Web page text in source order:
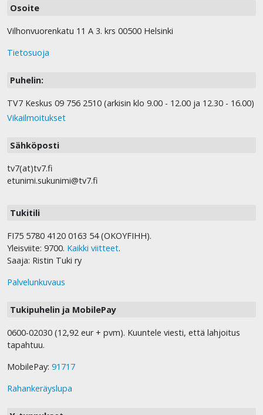
Osoite
Vilhonvuorenkatu 11 A 3. krs 00500 Helsinki
Tietosuoja
Puhelin:
TV7 Keskus 09 756 2510 (arkisin klo 9.00 - 12.00 ja 12.30 - 16.00)
Vikailmoitukset
Sähköposti
tv7(at)tv7.fi
etunimi.sukunimi@tv7.fi
Tukitili
FI75 5780 4120 0163 54 (OKOYFIHH).
Yleisviite: 9700. Kaikki viitteet.
Saaja: Ristin Tuki ry
Palvelunkuvaus
Tukipuhelin ja MobilePay
0600-02030 (12,92 eur + pvm). Kuuntele viesti, että lahjoitus
tapahtuu.
MobilePay: 91717
Rahankeräyslupa